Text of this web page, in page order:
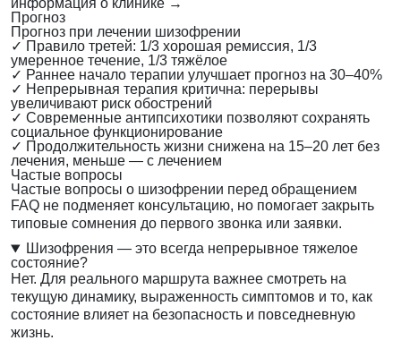
информация о клинике →
Прогноз
Прогноз при лечении шизофрении
✓ Правило третей: 1/3 хорошая ремиссия, 1/3
умеренное течение, 1/3 тяжёлое
✓ Раннее начало терапии улучшает прогноз на 30–40%
✓ Непрерывная терапия критична: перерывы
увеличивают риск обострений
✓ Современные антипсихотики позволяют сохранять
социальное функционирование
✓ Продолжительность жизни снижена на 15–20 лет без
лечения, меньше — с лечением
Частые вопросы
Частые вопросы о шизофрении перед обращением
FAQ не подменяет консультацию, но помогает закрыть
типовые сомнения до первого звонка или заявки.
Шизофрения — это всегда непрерывное тяжелое
состояние?
Нет. Для реального маршрута важнее смотреть на
текущую динамику, выраженность симптомов и то, как
состояние влияет на безопасность и повседневную
жизнь.